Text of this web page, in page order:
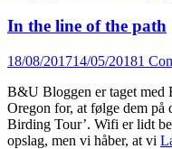
In the line of the path
Posted
18/08/201714/05/20181
B&U Bloggen er taget med
Oregon for, at følge dem på
Birding Tour’. Wifi er lidt
opslag, men vi håber, at vi